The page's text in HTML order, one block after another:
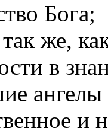
Бога;
же,
в
и